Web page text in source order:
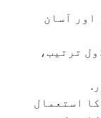
اور آسان
ترتیب،
استعمال